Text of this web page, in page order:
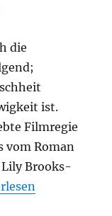
die
ist.
Filmregie
vom Roman
Brooks-
Sky“